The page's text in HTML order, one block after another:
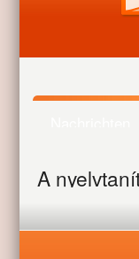
A
Iskolába, hogy